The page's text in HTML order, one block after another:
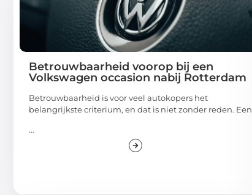
Betrouwbaarheid voorop bij een
Volkswagen occasion nabij Rotterdam
Betrouwbaarheid is voor veel autokopers het
belangrijkste criterium, en dat is niet zonder reden. Een
...